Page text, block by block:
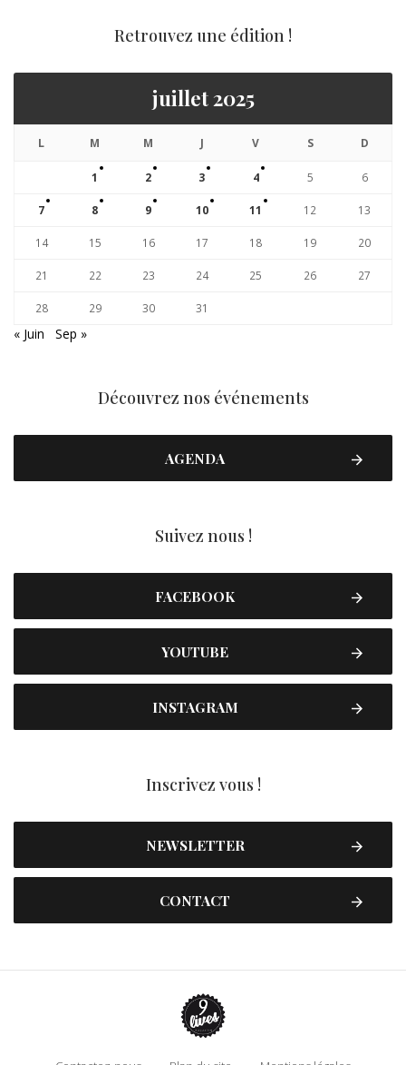
Retrouvez une édition !
juillet 2025
L M M J V S D
1 2 3 4 5 6
7 8 9 10 11 12 13
14 15 16 17 18 19 20
21 22 23 24 25 26 27
28 29 30 31
« Juin Sep »
Découvrez nos événements
AGENDA
Suivez nous !
FACEBOOK
YOUTUBE
INSTAGRAM
Inscrivez vous !
NEWSLETTER
CONTACT